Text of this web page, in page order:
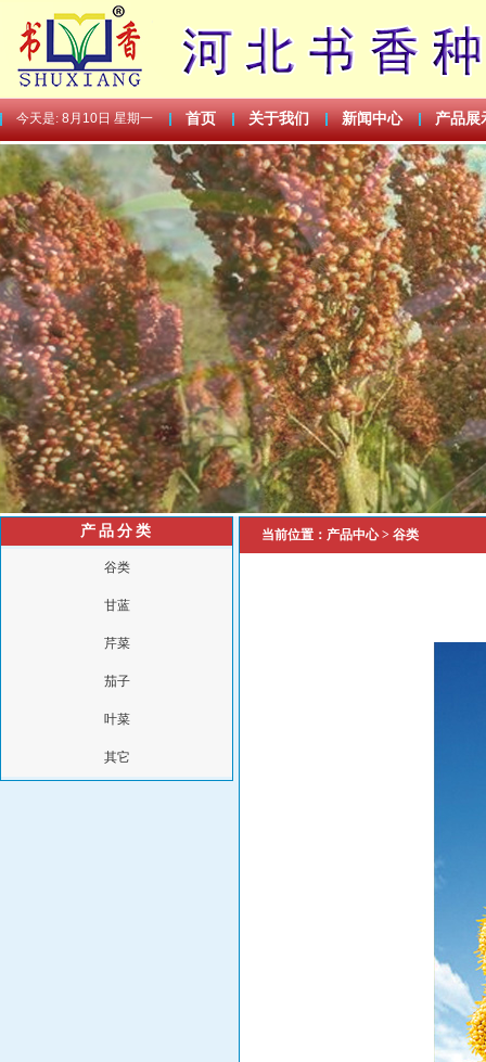
今天是:8月10日 星期一 首页 关于我们 新闻中心 产品展
产品分类
谷类
甘蓝
芹菜
茄子
叶菜
其它
当前位置： 产品中心> 谷类